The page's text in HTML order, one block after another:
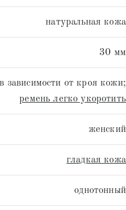
натуральная кожа
30 мм
зависимости от кроя кожи;
ремень легко укоротить
женский
гладкая кожа
однотонный